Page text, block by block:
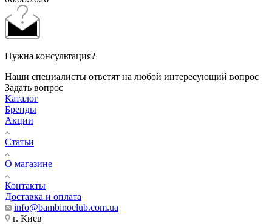
Нужна консультация?
Наши специалисты ответят на любой интересующий вопрос
Задать вопрос
Каталог
Бренды
Акции
Статьи
О магазине
Контакты
Доставка и оплата
info@bambinoclub.com.ua
г. Киев